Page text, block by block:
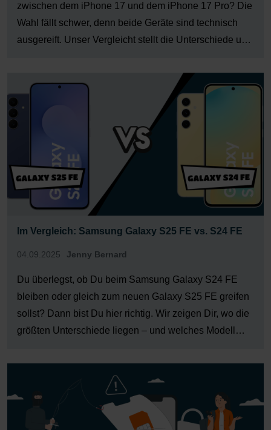
zwischen dem iPhone 17 und dem iPhone 17 Pro? Die
Wahl fällt schwer, denn beide Geräte sind technisch
ausgereift. Unser Vergleicht stellt die Unterschiede und
gegenüber. So findest Du sicherlich rasch heraus,
welches iPhone […]
Im Vergleich: Samsung Galaxy S25 FE vs. S24 FE
04.09.2025 Jenny Bernard
Du überlegst, ob Du beim Samsung Galaxy S24 FE
bleiben oder gleich zum neuen Galaxy S25 FE greifen
sollst? Dann bist Du hier richtig. Wir zeigen Dir, wo die
größten Unterschiede liegen – und welches Modell
Design Sowohl das Samsung Galaxy S25 FE […]